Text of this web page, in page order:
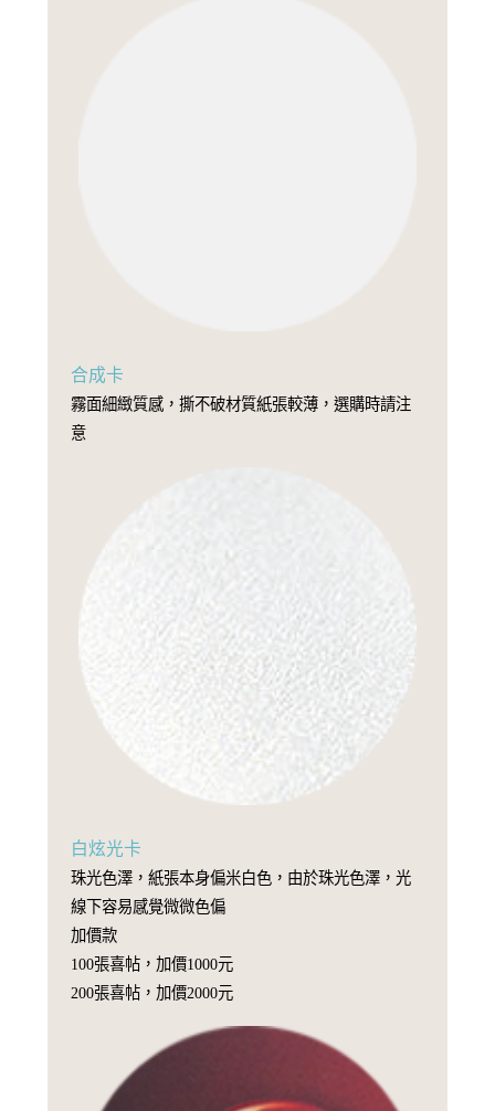
合成卡
霧面細緻質感，撕不破材質紙張較薄，選購時請注
意
白炫光卡
珠光色澤，紙張本身偏米白色，由於珠光色澤，光
線下容易感覺微微色偏
加價款
100張喜帖，加價1000元
200張喜帖，加價2000元